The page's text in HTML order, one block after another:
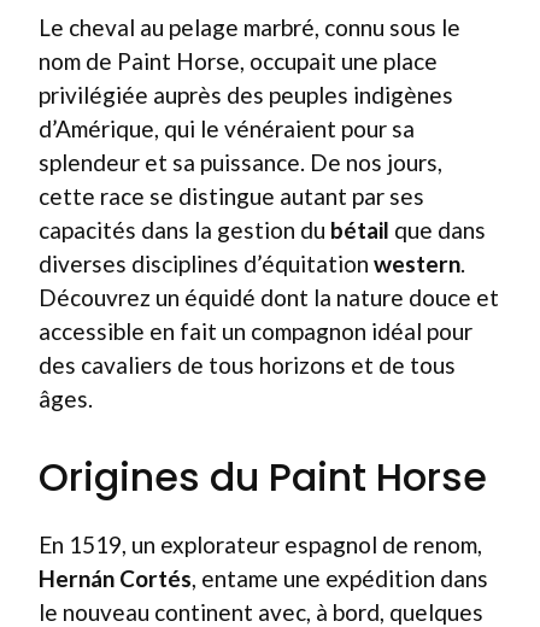
Le cheval au pelage marbré, connu sous le
nom de Paint Horse, occupait une place
privilégiée auprès des peuples indigènes
d’Amérique, qui le vénéraient pour sa
splendeur et sa puissance. De nos jours,
cette race se distingue autant par ses
capacités dans la gestion du bétail que dans
diverses disciplines d’équitation western.
Découvrez un équidé dont la nature douce et
accessible en fait un compagnon idéal pour
des cavaliers de tous horizons et de tous
âges.
Origines du Paint Horse
En 1519, un explorateur espagnol de renom,
Hernán Cortés , entame une expédition dans
le nouveau continent avec, à bord, quelques